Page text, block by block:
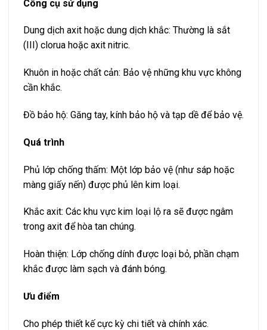
Công cụ sử dụng
Dung dịch axit hoặc dung dịch khắc: Thường là sắt
(III) clorua hoặc axit nitric.
Khuôn in hoặc chất cản: Bảo vệ những khu vực không
cần khắc.
Đồ bảo hộ: Găng tay, kính bảo hộ và tạp dề để bảo vệ.
Quá trình
Phủ lớp chống thấm: Một lớp bảo vệ (như sáp hoặc
màng giấy nến) được phủ lên kim loại.
Khắc axit: Các khu vực kim loại lộ ra sẽ được ngâm
trong axit để hòa tan chúng.
Hoàn thiện: Lớp chống dính được loại bỏ, phần chạm
khắc được làm sạch và đánh bóng.
Ưu điểm
Cho phép thiết kế cực kỳ chi tiết và chính xác.